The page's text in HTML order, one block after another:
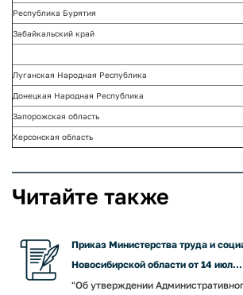
Республика Бурятия
Забайкальский край
Луганская Народная Республика
Донецкая Народная Республика
Запорожская область
Херсонская область
Читайте также
Приказ Министерства труда и
Новосибирской области от 14 июл...
"Об утверждении